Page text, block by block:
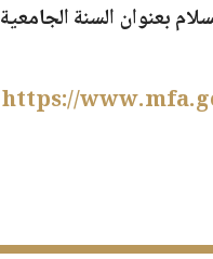
بعنوان السنة الجامعية
https://